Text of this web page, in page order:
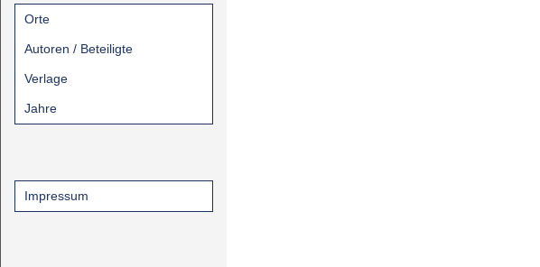
Orte
Autoren / Beteiligte
Verlage
Jahre
Impressum